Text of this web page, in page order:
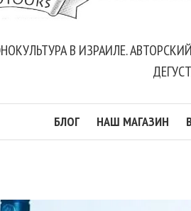
В ИЗРАИЛЕ.
БЛОГ НАШ МАГАЗИН